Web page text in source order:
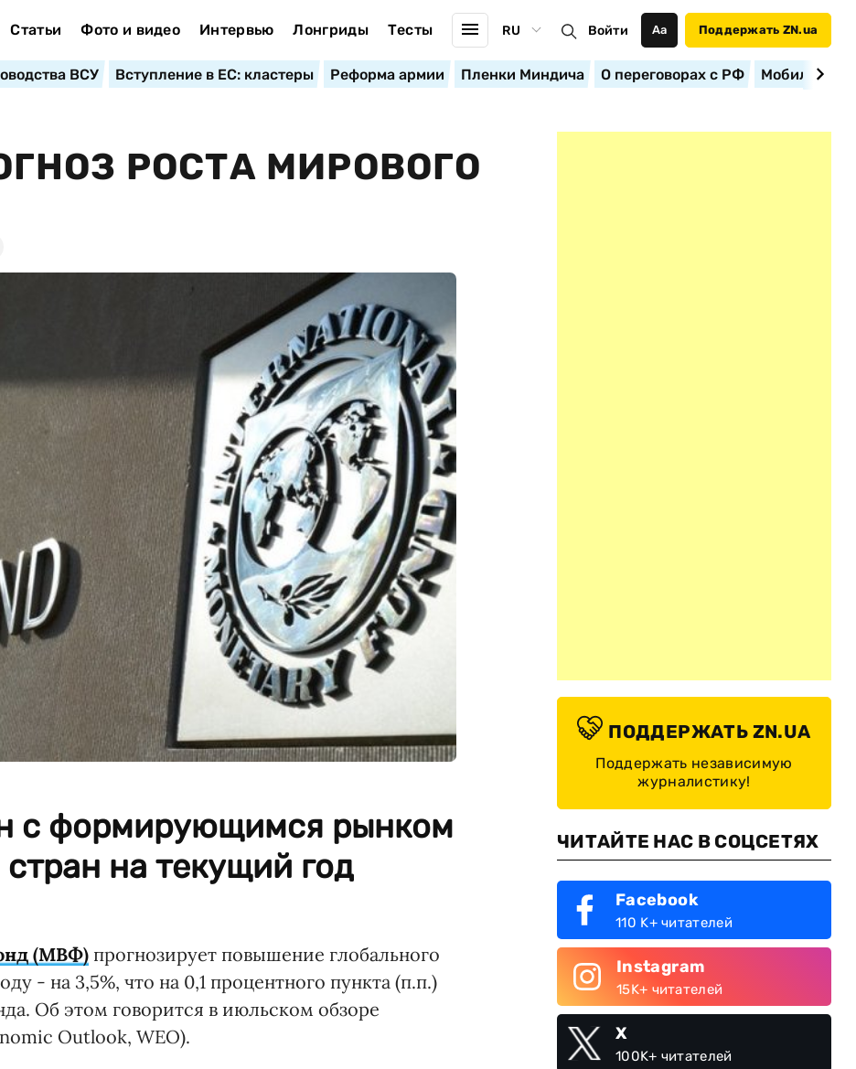
Статьи Фото и видео Интервью Лонгриды Тесты RU Войти Аа Поддержать ZN.ua
ВСУ Вступление в ЕС: кластеры Реформа армии Пленки Миндича О переговорах с РФ
РОСТА МИРОВОГО
с формирующимся рынком
на текущий год
(МВФ) прогнозирует повышение глобального
- на 3,5%, что на 0,1 процентного пункта (п.п.)
Об этом говорится в июльском обзоре
Outlook, WEO).
ПОДДЕРЖАТЬ ZN.UA
Поддержать независимую
журналистику!
ЧИТАЙТЕ НАС В СОЦСЕТЯХ
Facebook
110 K+ читателей
Instagram
15K+ читателей
X
100K+ читателей